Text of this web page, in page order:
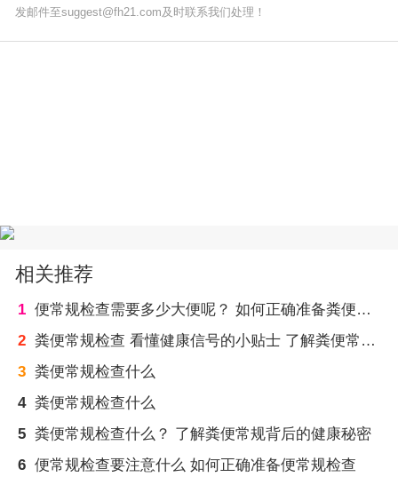
发邮件至suggest@fh21.com及时联系我们处理！
相关推荐
1
便常规检查需要多少大便呢？ 如何正确准备粪便样本进行便常规检查
2
粪便常规检查 看懂健康信号的小贴士 了解粪便常规检查的重要性和作用
3 粪便常规检查什么
4 粪便常规检查什么
5 粪便常规检查什么？ 了解粪便常规背后的健康秘密
6 便常规检查要注意什么 如何正确准备便常规检查